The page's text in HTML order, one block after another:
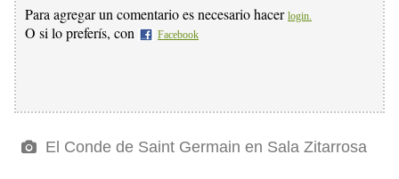
Para agregar un comentario es necesario hacer login.
O si lo preferís, con Facebook
El Conde de Saint Germain en Sala Zitarrosa